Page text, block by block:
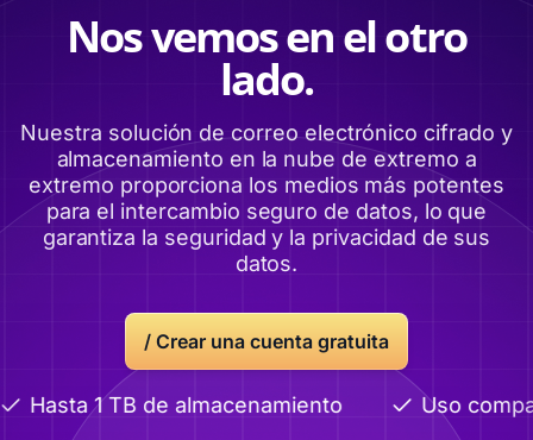
Nos vemos en el otro
lado.
Nuestra solución de correo electrónico cifrado y
almacenamiento en la nube de extremo a
extremo proporciona los medios más potentes
para el intercambio seguro de datos, lo que
garantiza la seguridad y la privacidad de sus
datos.
/ Crear una cuenta gratuita
Hasta 1 TB de almacenamiento Uso